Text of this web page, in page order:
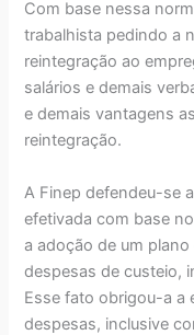
Com base nessa
trabalhista pedindo a
reintegração ao
salários e demais
e demais vantagens
reintegração.
A Finep defendeu-se
efetivada com base no
a adoção de um
despesas de custeio,
Esse fato obrigou-a a
despesas, inclusive